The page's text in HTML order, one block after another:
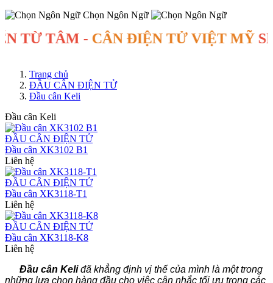
Chọn Ngôn Ngữ
TÂM -CÂN ĐIỆN TỬ VIỆT MỸ SINCE
Trang chủ
ĐẦU CÂN ĐIỆN TỬ
Đầu cân Keli
Đầu cân Keli
ĐẦU CÂN ĐIỆN TỬ
Đầu cân XK3102 B1
Liên hệ
ĐẦU CÂN ĐIỆN TỬ
Đầu cân XK3118-T1
Liên hệ
ĐẦU CÂN ĐIỆN TỬ
Đầu cân XK3118-K8
Liên hệ
Đầu cân Keliđã khẳng định vị thế của mình là một trong
những lựa chọn hàng đầu cho việc cân nhắc tối ưu trong các